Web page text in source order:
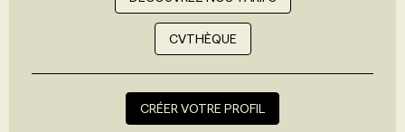
CVTHÈQUE
CRÉER VOTRE PROFIL